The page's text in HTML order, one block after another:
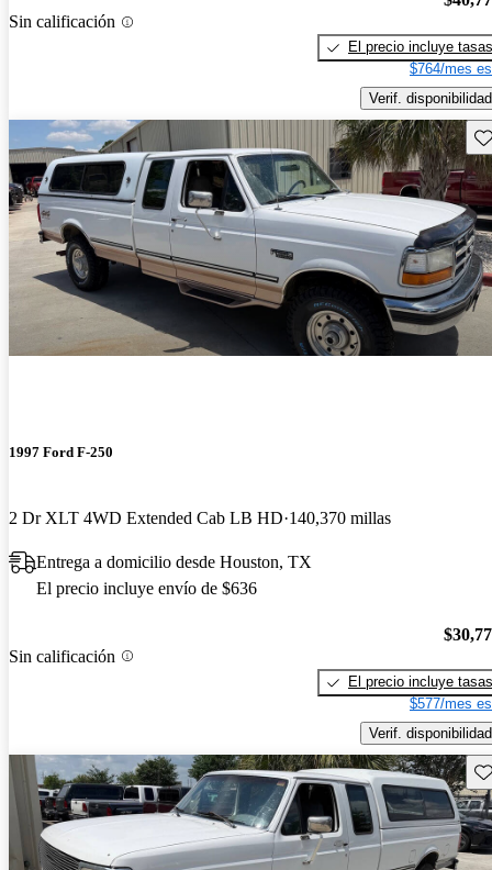
Sin calificación
El precio incluye tasas
$764/mes
Verif. disponibilidad
1997 Ford F-250
2 Dr XLT 4WD Extended Cab LB HD 140,370 millas
Entrega a domicilio desde Houston, TX
El precio incluye envío de $636
Sin calificación
El precio incluye tasas
$577/mes
Verif. disponibilidad